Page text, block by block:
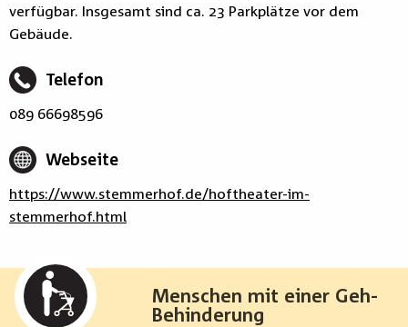
verfügbar. Insgesamt sind ca. 23 Parkplätze vor dem
Gebäude.
Telefon
089 66698596
Webseite
https://www.stemmerhof.de/hoftheater-im-
stemmerhof.html
Menschen mit einer Geh-
Behinderung